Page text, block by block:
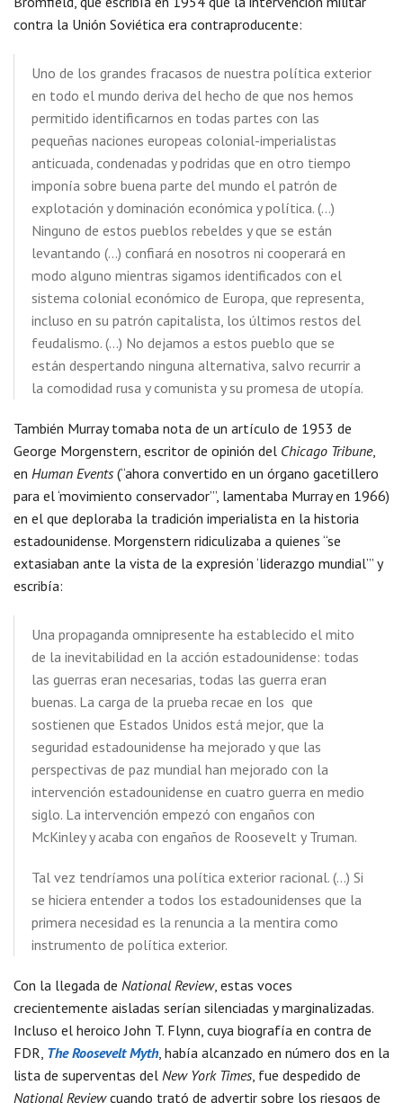
contra la Unión Soviética era contraproducente:
Uno de los grandes fracasos de nuestra política exterior
en todo el mundo deriva del hecho de que nos hemos
permitido identificarnos en todas partes con las
pequeñas naciones europeas colonial-imperialistas
anticuada, condenadas y podridas que en otro tiempo
imponía sobre buena parte del mundo el patrón de
explotación y dominación económica y política. (…)
Ninguno de estos pueblos rebeldes y que se están
levantando (…) confiará en nosotros ni cooperará en
modo alguno mientras sigamos identificados con el
sistema colonial económico de Europa, que representa,
incluso en su patrón capitalista, los últimos restos del
feudalismo. (…) No dejamos a estos pueblo que se
están despertando ninguna alternativa, salvo recurrir a
la comodidad rusa y comunista y su promesa de utopía.
También Murray tomaba nota de un artículo de 1953 de
George Morgenstern, escritor de opinión del Chicago Tribune,
en Human Events (“ahora convertido en un órgano gacetillero
para el ‘movimiento conservador’”, lamentaba Murray en 1966)
en el que deploraba la tradición imperialista en la historia
estadounidense. Morgenstern ridiculizaba a quienes “se
extasiaban ante la vista de la expresión ‘liderazgo mundial’” y
escribía:
Una propaganda omnipresente ha establecido el mito
de la inevitabilidad en la acción estadounidense: todas
las guerras eran necesarias, todas las guerra eran
buenas. La carga de la prueba recae en los que
sostienen que Estados Unidos está mejor, que la
seguridad estadounidense ha mejorado y que las
perspectivas de paz mundial han mejorado con la
intervención estadounidense en cuatro guerra en medio
siglo. La intervención empezó con engaños con
McKinley y acaba con engaños de Roosevelt y Truman.
Tal vez tendríamos una política exterior racional. (…) Si
se hiciera entender a todos los estadounidenses que la
primera necesidad es la renuncia a la mentira como
instrumento de política exterior.
Con la llegada de National Review, estas voces
crecientemente aisladas serían silenciadas y marginalizadas.
Incluso el heroico John T. Flynn, cuya biografía en contra de
FDR, The Roosevelt Myth, había alcanzado en número dos en la
lista de superventas del New York Times, fue despedido de
National Reviewcuando trató de advertir sobre los riesgos de